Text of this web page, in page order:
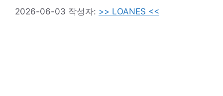
2026-06-03 작성자: >> LOANES <<